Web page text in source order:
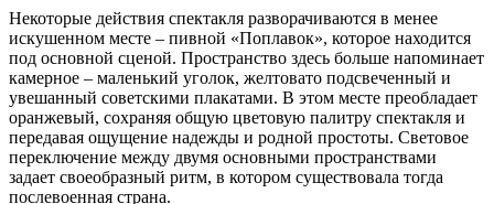
Некоторые действия спектакля разворачиваются в менее
искушенном месте – пивной «Поплавок», которое находится
под основной сценой. Пространство здесь больше напоминает
камерное – маленький уголок, желтовато подсвеченный и
увешанный советскими плакатами. В этом месте преобладает
оранжевый, сохраняя общую цветовую палитру спектакля и
передавая ощущение надежды и родной простоты. Световое
переключение между двумя основными пространствами
задает своеобразный ритм, в котором существовала тогда
послевоенная страна.